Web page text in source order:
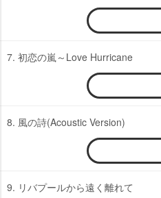
7. 初恋の嵐～Love Hurricane
8. 風の詩(Acoustic Version)
9. リバプールから遠く離れて